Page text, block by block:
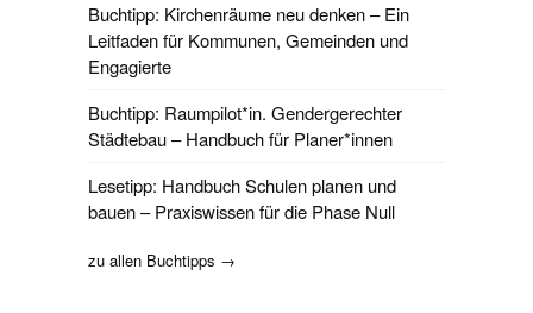
Buchtipp: Kirchenräume neu denken – Ein
Leitfaden für Kommunen, Gemeinden und
Engagierte
Buchtipp: Raumpilot*in. Gendergerechter
Städtebau – Handbuch für Planer*innen
Lesetipp: Handbuch Schulen planen und
bauen – Praxiswissen für die Phase Null
zu allen Buchtipps →